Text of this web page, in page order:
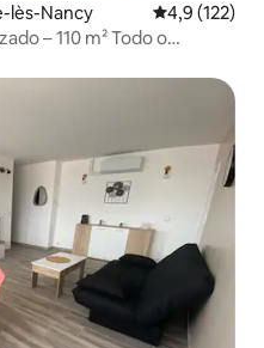
lès-Nancy Classificação
4,9 (122)
– 110 m² Todo o